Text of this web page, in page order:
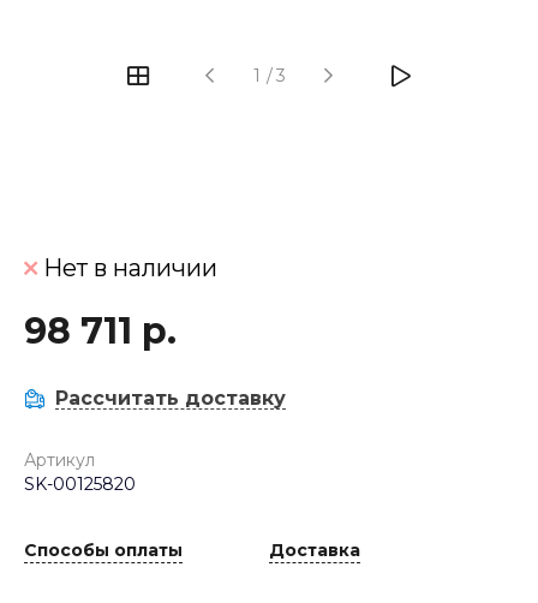
1 /3
Нет в наличии
98 711 р.
Рассчитать доставку
Артикул
SK-00125820
Способы оплаты Доставка